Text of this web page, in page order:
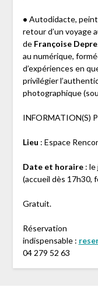
• Autodidacte,
retour d’un voyage
de Françoise
au numérique,
d’expériences en
privilégier
photographique
INFORMATION(S)
Lieu : Espace
Date et horaire: le
(accueil dès 17h30,
Gratuit.
Réservation
indispensable :
04 279 52 63